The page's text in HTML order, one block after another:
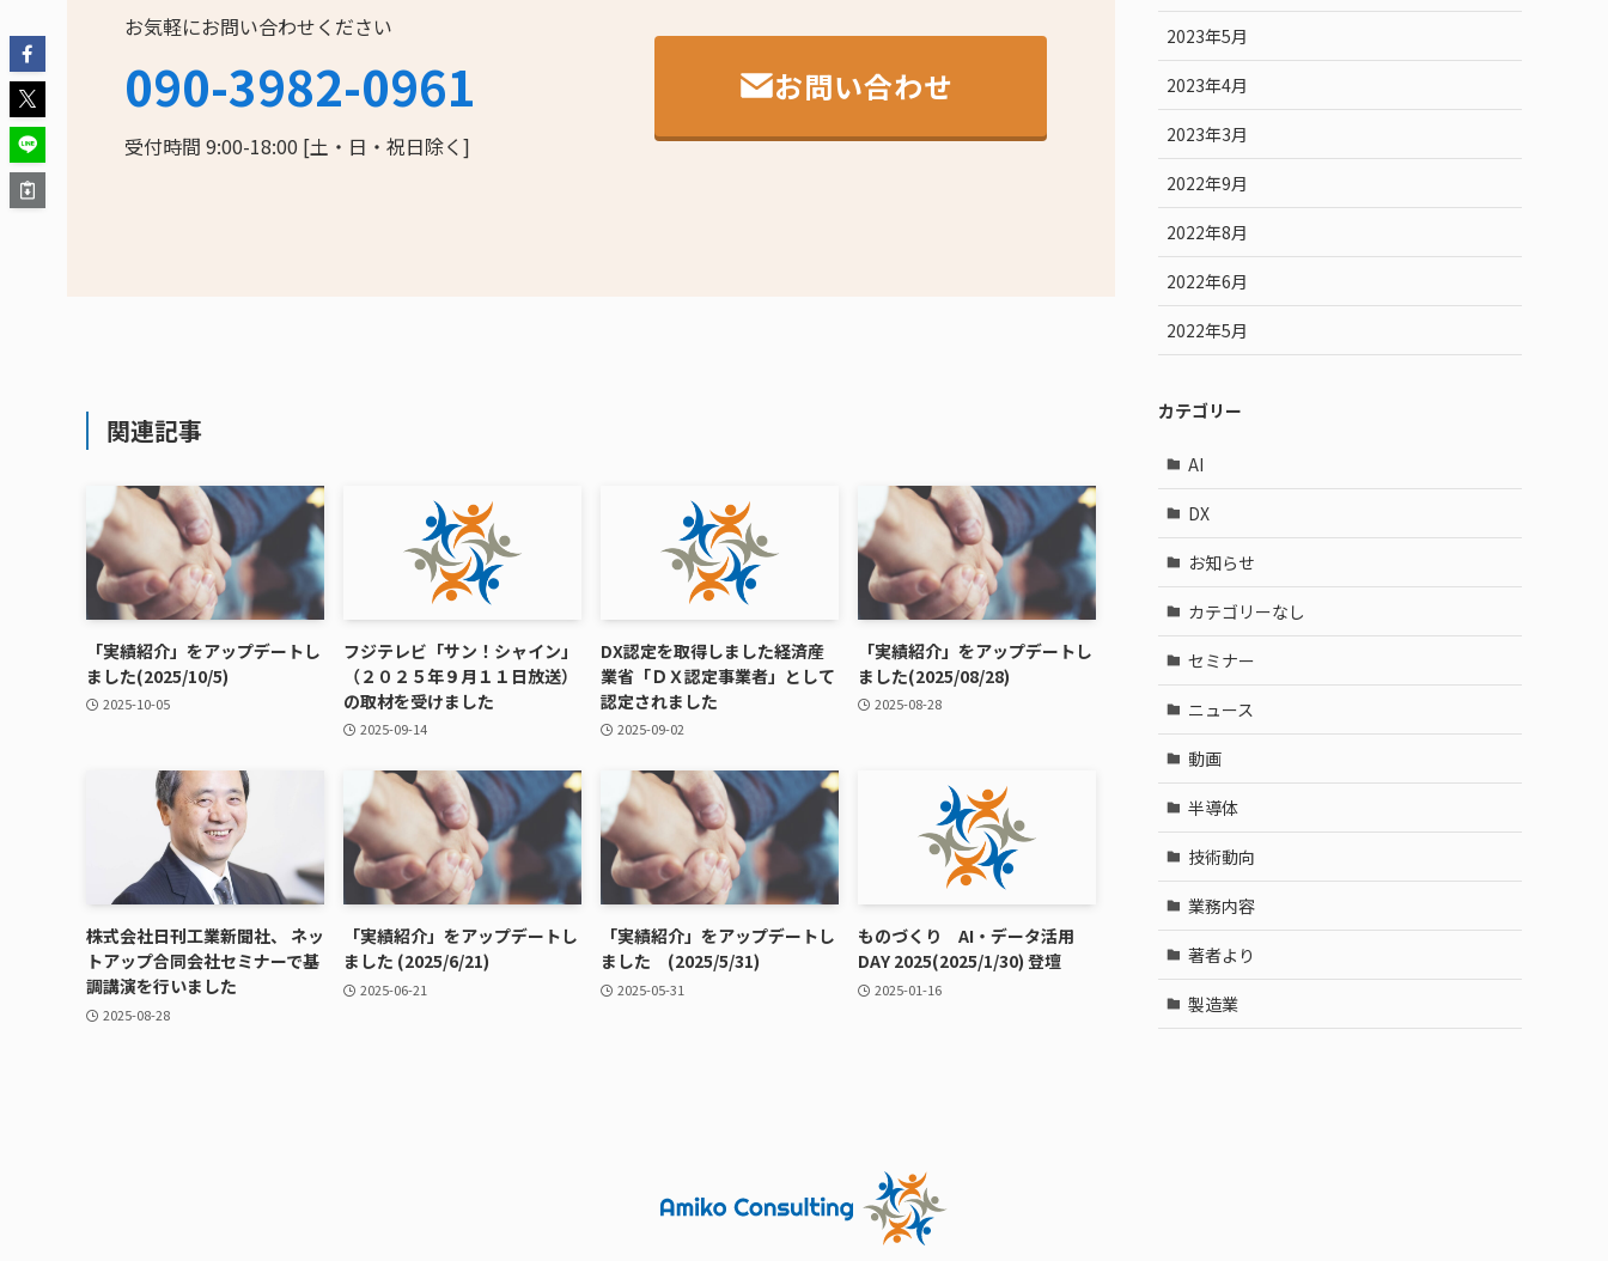
お気軽にお問い合わせください
090-3982-0961
受付時間 9:00-18:00 [土・日・祝日除く]
お問い合わせ
関連記事
「実績紹介」をアップデートし
ました(2025/10/5)
2025-10-05
フジテレビ「サン！シャイン」
（２０２５年９月１１日放送）
の取材を受けました
2025-09-14
DX認定を取得しました経済産
業省「ＤＸ認定事業者」として
認定されました
2025-09-02
「実績紹介」をアップデートし
ました(2025/08/28)
2025-08-28
株式会社日刊工業新聞社、 ネッ
トアップ合同会社セミナーで基
調講演を行いました
2025-08-28
「実績紹介」をアップデートし
ました (2025/6/21)
2025-06-21
「実績紹介」をアップデートし
ました (2025/5/31)
2025-05-31
ものづくり AI・データ活用
DAY 2025(2025/1/30) 登壇
2025-01-16
2023年5月
2023年4月
2023年3月
2022年9月
2022年8月
2022年6月
2022年5月
カテゴリー
AI
DX
お知らせ
カテゴリーなし
セミナー
ニュース
動画
半導体
技術動向
業務内容
著者より
製造業